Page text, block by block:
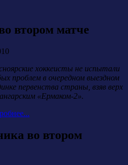
втором матче
хоккеисты не испытали
проблем в очередном выездном
первенства страны, взяв верх
«Ермаком-2».
во втором